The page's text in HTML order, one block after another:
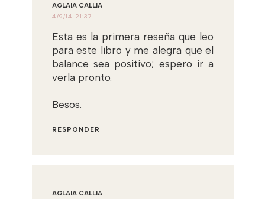
AGLAIA CALLIA
4/9/14 21:37
Esta es la primera reseña que leo
para este libro y me alegra que el
balance sea positivo; espero ir a
verla pronto.
Besos.
RESPONDER
AGLAIA CALLIA